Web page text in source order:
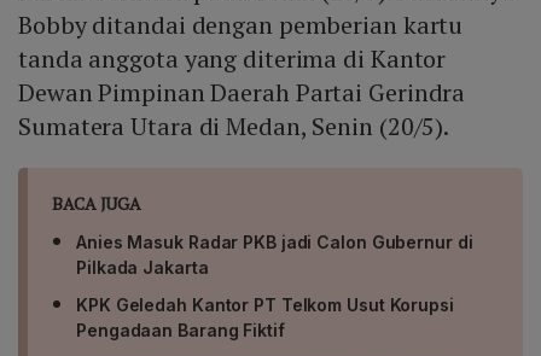
Bobby ditandai dengan pemberian kartu
tanda anggota yang diterima di Kantor
Dewan Pimpinan Daerah Partai Gerindra
Sumatera Utara di Medan, Senin (20/5).
BACA JUGA
Anies Masuk Radar PKB jadi Calon Gubernur di
Pilkada Jakarta
KPK Geledah Kantor PT Telkom Usut Korupsi
Pengadaan Barang Fiktif